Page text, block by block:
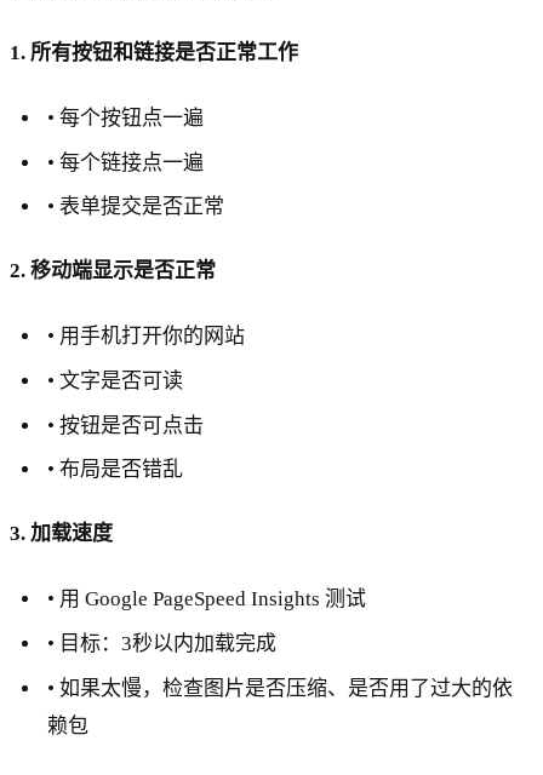
1. 所有按钮和链接是否正常工作
• 每个按钮点一遍
• 每个链接点一遍
• 表单提交是否正常
2. 移动端显示是否正常
• 用手机打开你的网站
• 文字是否可读
• 按钮是否可点击
• 布局是否错乱
3. 加载速度
• 用 Google PageSpeed Insights 测试
• 目标：3秒以内加载完成
• 如果太慢，检查图片是否压缩、是否用了过大的依
赖包